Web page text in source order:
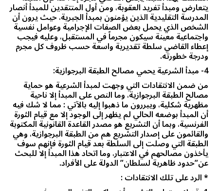
يتعارض ومبدأ تفريد العقوبة، ومن أول المنتقدين للمبدأ أنصار
المدرسة التقليدية الذين يؤمنون بمبدأ الجبرية، حيث يرون أن
الشخص الذي يحمل بعض الصفات الإجرامية وعوامل نفسية
واجتماعية معينة سيكون مجرماً في المستقبل، وعليه فيجب
إعطاء القاضي سلطة تقديرية واسعة حسب ظروف كل مجرم
ودرجة خطورته.
4- مبدأ الشرعية يحمي مصالح الطبقة البرجوازية:
من ضمن الانتقادات التي وجهت لمبدأ الشرعية هو حماية
مصالح الطبقة البرجوازية، وما النص على المبدأ إلا ناحية
مظهرية شكلية، ويبررون ما ذهبوا إليه بالآتي : مما لا شك فيه
أن المبدأ بوضعه الحالي لم يظهر إلى الوجود إلا مع قيام الثورة
الفرنسية، وبما أن التشريع هو مصدر القاعدة القانونية المكتوبة
والقائمون على إصدار التشريع هم من الطبقة البرجوازية، وهي
الطبقة التي وصلت إلى السلطة بعد قيام الثورة فإنهم سوف
يأخذون مصالحهم في الاعتبار، وما اتحاد هذا المبدأ إلا للبحث
عن”حدود ظاهرية لسلطان” الدولة على الأفراد.
* الرد على تلك الانتقادات :